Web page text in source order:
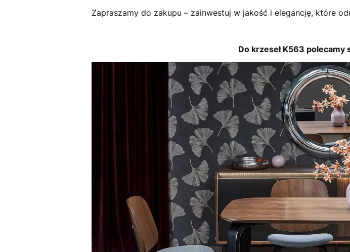
Zapraszamy do zakupu – zainwestuj w jakość i elegancję, które
Do krzeseł K563 polecamy